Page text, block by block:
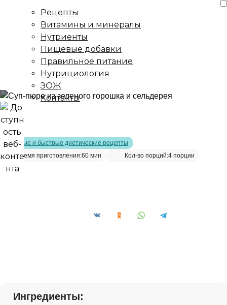
Рецепты
Витамины и минералы
Нутриенты
Пищевые добавки
Правильное питание
Нутрициология
ЗОЖ
Контакты
Главная страница
сельдерея
Простые и быстрые диетические рецепты
Время приготовления:60 мин Кол-во порций:4 порции
Ингредиенты: